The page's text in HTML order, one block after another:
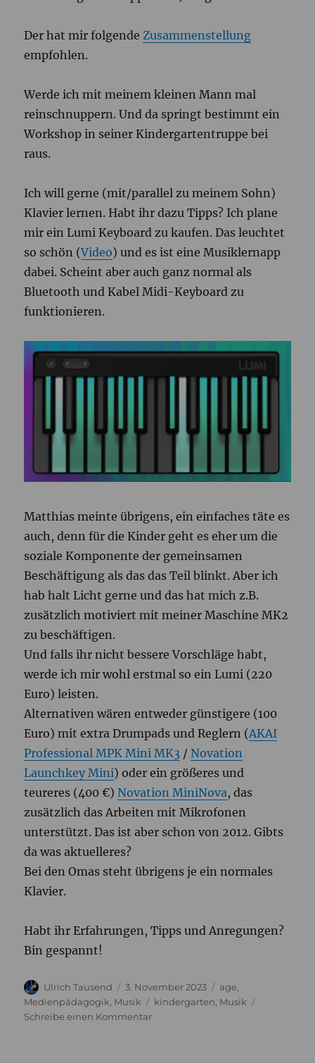
Der hat mir folgendeZusammenstellung
empfohlen.
Werde ich mit meinem kleinen Mann mal
reinschnuppern. Und da springt bestimmt ein
Workshop in seiner Kindergartentruppe bei
raus.
Ich will gerne (mit/parallel zu meinem Sohn)
Klavier lernen. Habt ihr dazu Tipps? Ich plane
mir ein Lumi Keyboard zu kaufen. Das leuchtet
so schön (Video) und es ist eine Musiklernapp
dabei. Scheint aber auch ganz normal als
Bluetooth und Kabel Midi-Keyboard zu
funktionieren.
Matthias meinte übrigens, ein einfaches täte es
auch, denn für die Kinder geht es eher um die
soziale Komponente der gemeinsamen
Beschäftigung als das das Teil blinkt. Aber ich
hab halt Licht gerne und das hat mich z.B.
zusätzlich motiviert mit meiner Maschine MK2
zu beschäftigen.
Und falls ihr nicht bessere Vorschläge habt,
werde ich mir wohl erstmal so ein Lumi (220
Euro) leisten.
Alternativen wären entweder günstigere (100
Euro) mit extra Drumpads und Reglern (AKAI
Professional MPK Mini MK3 /Novation
Launchkey Mini) oder ein größeres und
teureres (400 €)Novation MiniNova, das
zusätzlich das Arbeiten mit Mikrofonen
unterstützt. Das ist aber schon von 2012. Gibts
da was aktuelleres?
Bei den Omas steht übrigens je ein normales
Klavier.
Habt ihr Erfahrungen, Tipps und Anregungen?
Bin gespannt!
Autor
Ulrich Tausend
Veröffentlicht
am
3. November 2023 Kategorien
age
Medienpädagogik, Musik Schlagwörter
kindergarten, Musik
Schreibe einen Kommentarzu